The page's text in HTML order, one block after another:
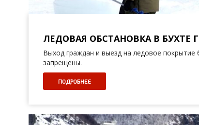
ЛЕДОВАЯ ОБСТАНОВКА В БУХТЕ
Выход граждан и выезд на ледовое покрытие
запрещены.
ПОДРОБНЕЕ